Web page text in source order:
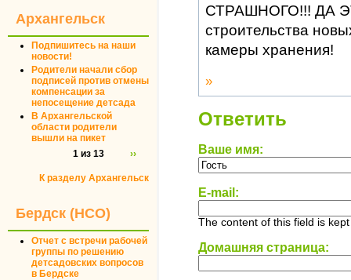
Архангельск
Подпишитесь на наши
новости!
Родители начали сбор
подписей против отмены
компенсации за
непосещение детсада
В Архангельской
области родители
вышли на пикет
1 из 13
››
К разделу Архангельск
Бердск (НСО)
Отчет с встречи рабочей
группы по решению
детсадовских вопросов
в Бердске
СТРАШНОГО!!! ДА
строительства
камеры хранения!
»
Ответить
Ваше имя:
E-mail:
The content of this field is
Домашняя страница: